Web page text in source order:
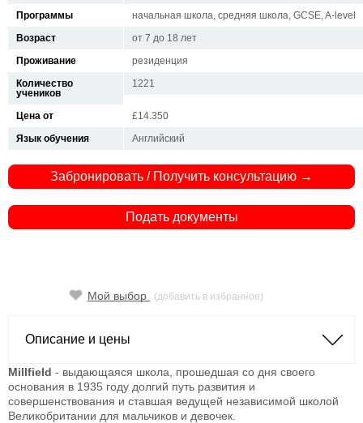
Программы
начальная школа, средняя школа, GCSE, A-level
Возраст
от 7 до 18 лет
Проживание
резиденция
Количество
учеников
1221
Цена от
£14.350
Язык обучения
Английский
Забронировать / Получить консультацию →
Подать документы
Мой выбор (добавить в избранное)
Описание и цены
Millfield - выдающаяся школа, прошедшая со дня своего
основания в 1935 году долгий путь развития и
совершенствования и ставшая ведущей независимой школой
Великобритании для мальчиков и девочек.